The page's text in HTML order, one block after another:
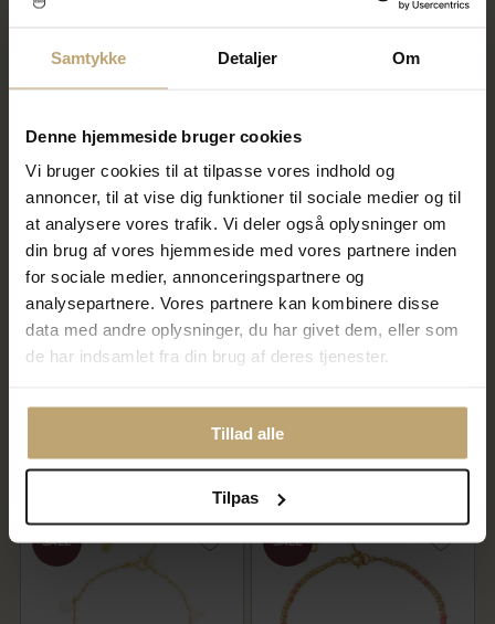
Samtykke Detaljer Om
Denne hjemmeside bruger cookies
Vi bruger cookies til at tilpasse vores indhold og
annoncer, til at vise dig funktioner til sociale medier og til
at analysere vores trafik. Vi deler også oplysninger om
din brug af vores hjemmeside med vores partnere inden
for sociale medier, annonceringspartnere og
analysepartnere. Vores partnere kan kombinere disse
data med andre oplysninger, du har givet dem, eller som
de har indsamlet fra din brug af deres tjenester.
Tillad alle
Tilpas
Hultquist Pebble armbånd
forgyldt sølv m. fvp + cz
420,00 kr
På fjernlager
Hultquist Esther armbånd
sølv m. fvp (16+3 cm)
400,00 kr
320,00 kr
På fjernlager
SALE SALE